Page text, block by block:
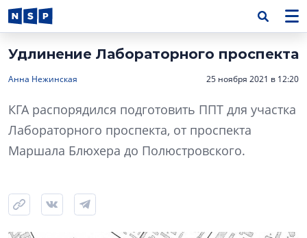
Удлинение Лабораторного проспекта
Анна Нежинская 25 ноября 2021 в 12:20
КГА распорядился подготовить ППТ для участка
Лабораторного проспекта, от проспекта
Маршала Блюхера до Полюстровского.